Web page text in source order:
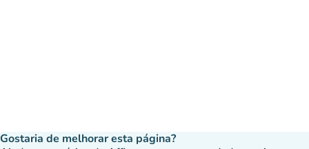
Gostaria de melhorar esta página?